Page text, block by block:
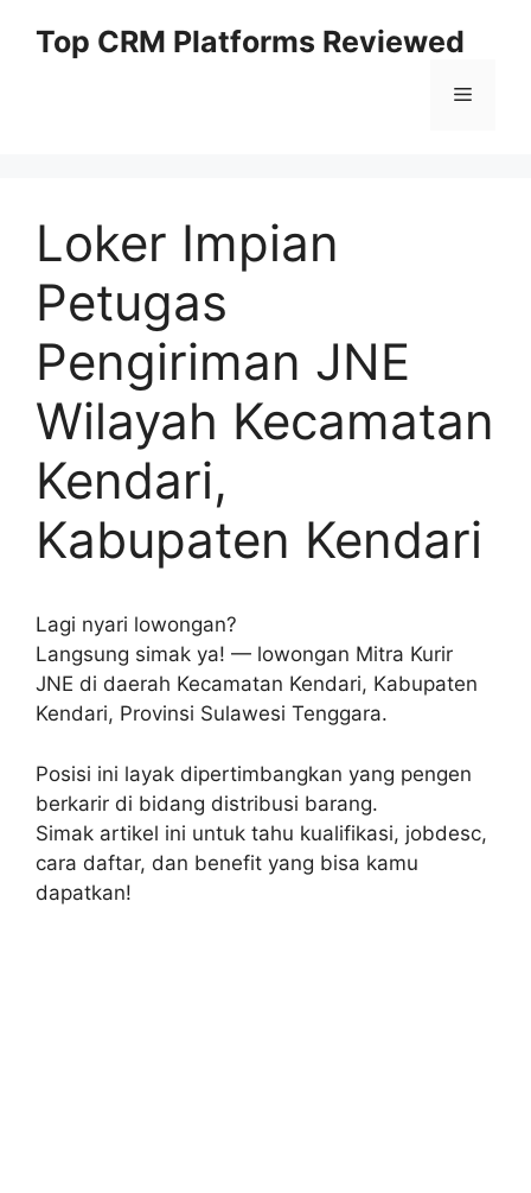
Top CRM Platforms Reviewed
Menu
Loker Impian
Petugas
Pengiriman JNE
Wilayah Kecamatan
Kendari,
Kabupaten Kendari
Lagi nyari lowongan?
Langsung simak ya! — lowongan Mitra Kurir
JNE di daerah Kecamatan Kendari, Kabupaten
Kendari, Provinsi Sulawesi Tenggara.
Posisi ini layak dipertimbangkan yang pengen
berkarir di bidang distribusi barang.
Simak artikel ini untuk tahu kualifikasi, jobdesc,
cara daftar, dan benefit yang bisa kamu
dapatkan!